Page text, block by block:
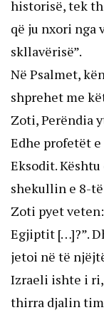
historisë, tek
që ju nxori nga
skllavërisë”.
Në Psalmet,
shprehet me
Zoti, Perëndia
Edhe profetët
Eksodit.
shekullin e 8-
Zoti pyet
Egjiptit […]?”.
jetoi në të
Izraeli ishte i ri,
thirra djalin